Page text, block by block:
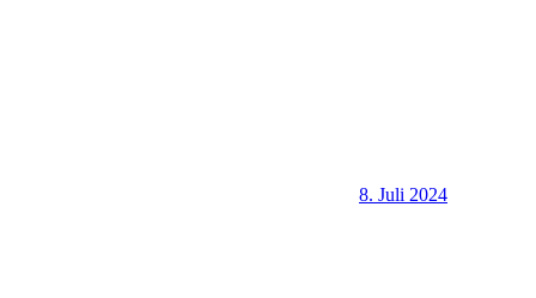
8. Juli 2024